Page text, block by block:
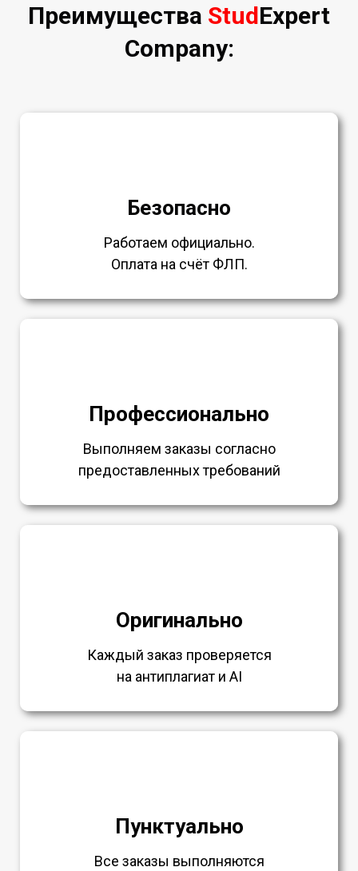
Преимущества StudExpert
Company:
Безопасно
Работаем официально.
Оплата на счёт ФЛП.
Профессионально
Выполняем заказы согласно
предоставленных требований
Оригинально
Каждый заказ проверяется
на антиплагиат и AI
Пунктуально
Все заказы выполняются